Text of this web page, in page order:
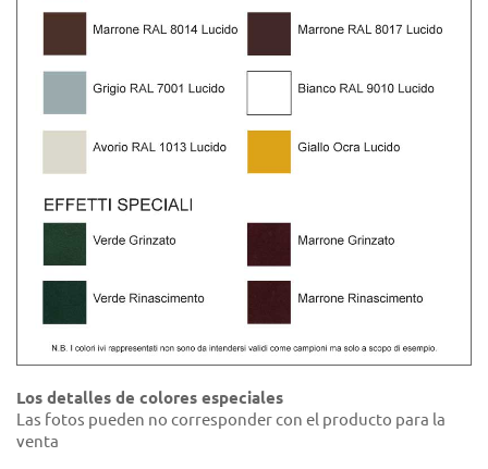
Los detalles de colores especiales
Las fotos pueden no corresponder con el producto para la
venta